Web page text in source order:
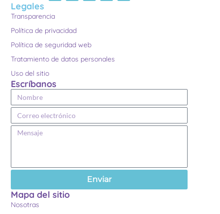
Legales
Transparencia
Política de privacidad
Política de seguridad web
Tratamiento de datos personales
Uso del sitio
Escríbanos
Enviar
Mapa del sitio
Nosotras